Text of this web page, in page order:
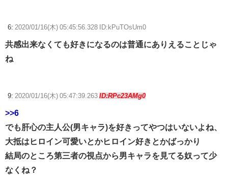
6: 2020/01/16(木) 05:45:56.328 ID:kPuTOsUm0
共感出来なくても好きになるのは普通にありえることじゃ
ね
9: 2020/01/16(木) 05:47:39.263 ID:RPc23AMg0
>>6
でも肝心の主人公(男キャラ)を好きってやつはいないよね、
大抵はヒロイン可愛いとかヒロイン好きとかばっかり
結局のところ第三者の視点から男キャラを見てる奴って少
なくね？